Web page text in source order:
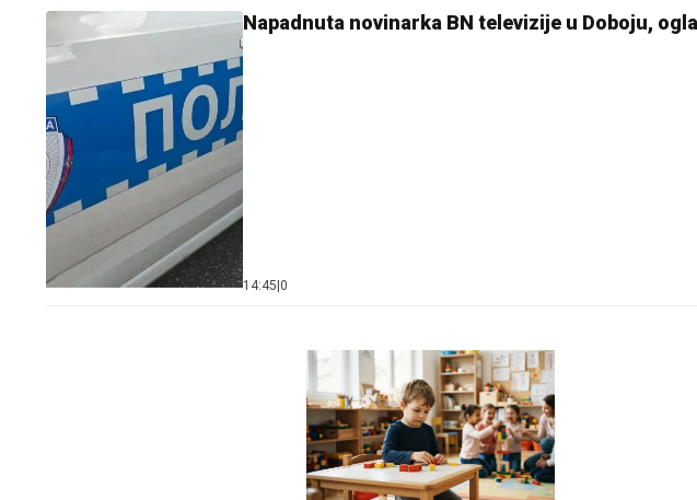
Napadnuta novinarka BN televizije u Doboju,
14:45 0